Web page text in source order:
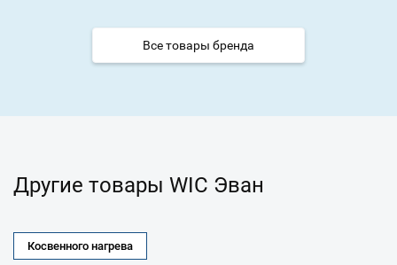
Все товары бренда
Другие товары WIС Эван
Косвенного нагрева